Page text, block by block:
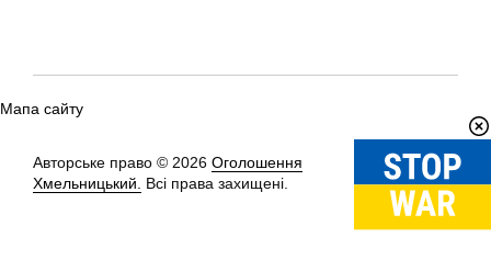
Мапа сайту
Авторське право © 2026 Оголошення
Хмельницький.
Всі права захищені.
Вгору↑